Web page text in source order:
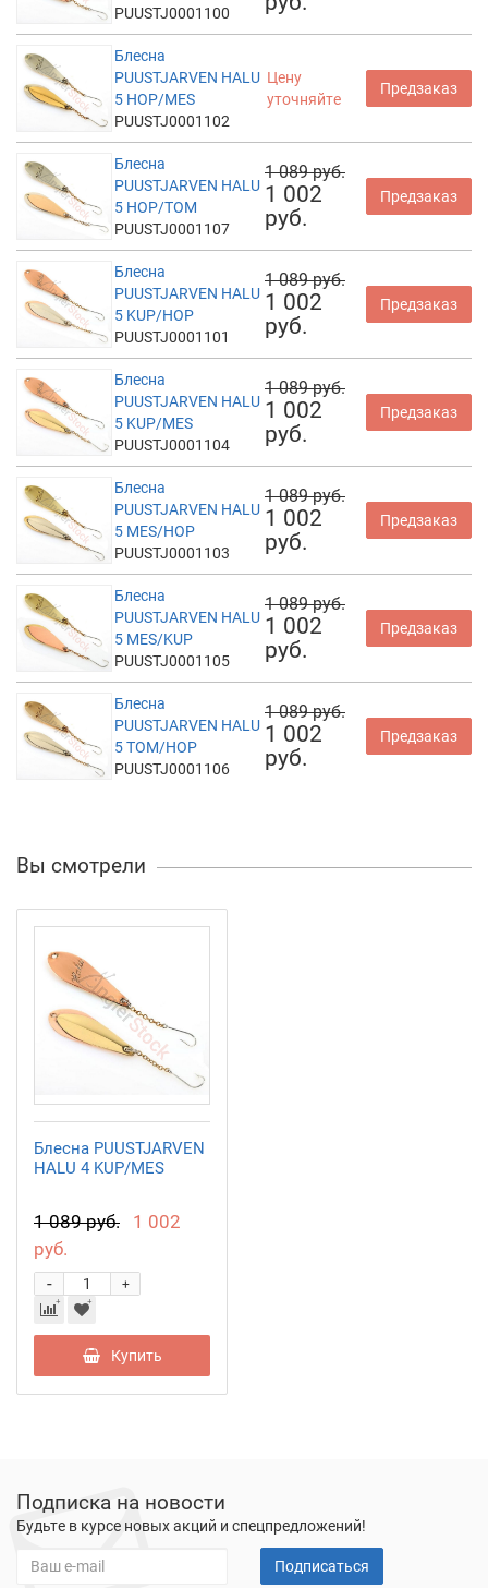
PUUSTJ0001100
Блесна
PUUSTJARVEN HALU
5 HOP/MES
PUUSTJ0001102
Цену
уточняйте
Предзаказ
Блесна
PUUSTJARVEN HALU
5 HOP/TOM
PUUSTJ0001107
1 089 руб.
1 002
руб.
Предзаказ
Блесна
PUUSTJARVEN HALU
5 KUP/HOP
PUUSTJ0001101
1 089 руб.
1 002
руб.
Предзаказ
Блесна
PUUSTJARVEN HALU
5 KUP/MES
PUUSTJ0001104
1 089 руб.
1 002
руб.
Предзаказ
Блесна
PUUSTJARVEN HALU
5 MES/HOP
PUUSTJ0001103
1 089 руб.
1 002
руб.
Предзаказ
Блесна
PUUSTJARVEN HALU
5 MES/KUP
PUUSTJ0001105
1 089 руб.
1 002
руб.
Предзаказ
Блесна
PUUSTJARVEN HALU
5 TOM/HOP
PUUSTJ0001106
1 089 руб.
1 002
руб.
Предзаказ
Вы смотрели
Блесна PUUSTJARVEN
HALU 4 KUP/MES
1 089 руб.
1 002
руб.
+
-
Купить
Подписка на новости
Будьте в курсе новых акций и спецпредложений!
Подписаться